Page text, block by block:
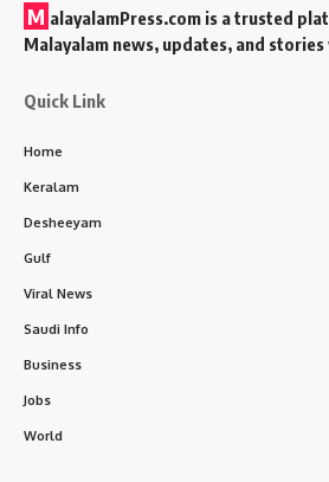
M alayalamPress.com is a trusted
Malayalam news, updates, and
Quick Link
Home
Keralam
Desheeyam
Gulf
Viral News
Saudi Info
Business
Jobs
World